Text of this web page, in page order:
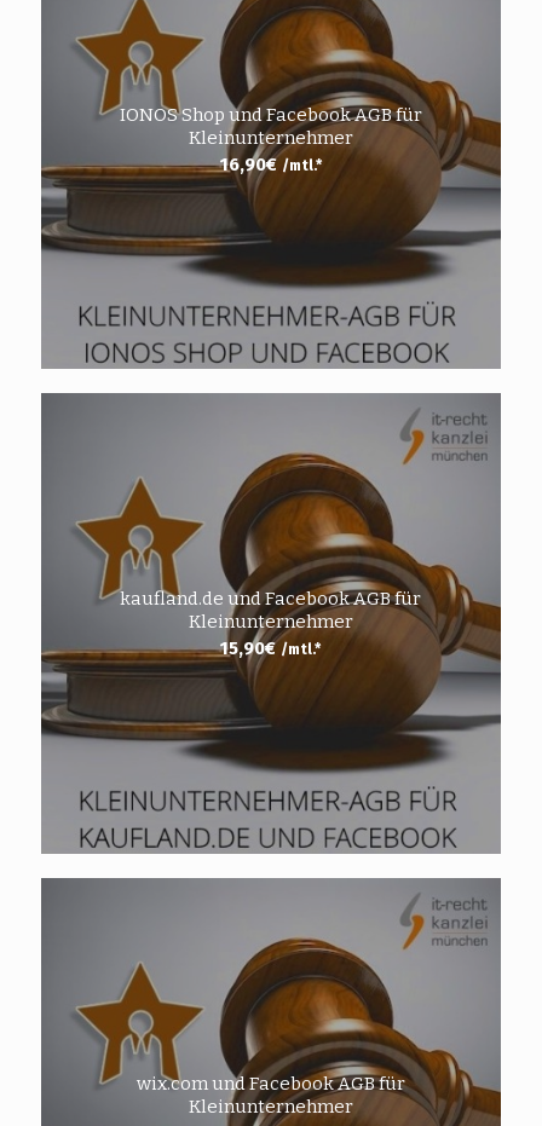
IONOS Shop und Facebook AGB für
Kleinunternehmer
16,90€ /mtl.*
kaufland.de und Facebook AGB für
Kleinunternehmer
15,90€ /mtl.*
wix.com und Facebook AGB für
Kleinunternehmer